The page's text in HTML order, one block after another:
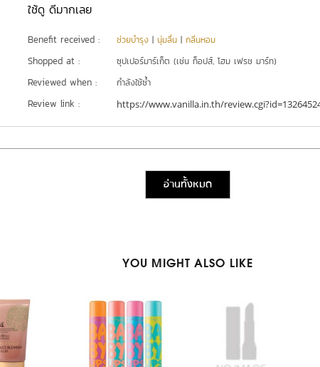
ใช้ดู ดีมากเลย
Benefit received : ช่วยบำรุง | นุ่มลื่น | กลิ่นหอม
Shopped at : ซุปเปอร์มาร์เก็ต (เช่น ท็อปส์, โฮม เฟรช มาร์ท)
Reviewed when : กำลังใช้ซ้ำ
Review link : https://www.vanilla.in.th/
อ่านทั้งหมด
YOU MIGHT ALSO LIKE